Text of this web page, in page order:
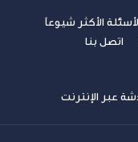
الأكثر شيوعاً
اتصل بنا
عبر الإنترنت